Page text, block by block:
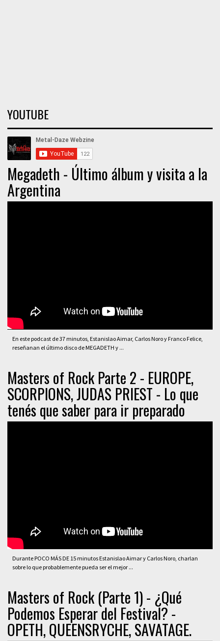
YOUTUBE
Megadeth - Último álbum y visita a la
Argentina
En este podcast de 37 minutos, Estanislao Aimar, Carlos Noro y Franco Felice,
reseñanan el último disco de MEGADETH y ...
Masters of Rock Parte 2 - EUROPE,
SCORPIONS, JUDAS PRIEST - Lo que
tenés que saber para ir preparado
Durante POCO MÁS DE 15 minutos Estanislao Aimar y Carlos Noro, charlan
sobre lo que probablemente pueda ser el mejor ...
Masters of Rock (Parte 1) - ¿Qué
Podemos Esperar del Festival? -
OPETH, QUEENSRYCHE, SAVATAGE.